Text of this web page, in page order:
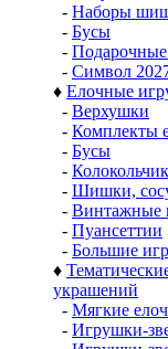
- Наборы
- Бусы
-
- Символ
♦ Елочные
- Верхушки
- Комплекты
- Бусы
-
- Шишки,
- Винтажные
- Пуансеттии
- Большие
♦
украшений
- Мягкие
- Игрушки-